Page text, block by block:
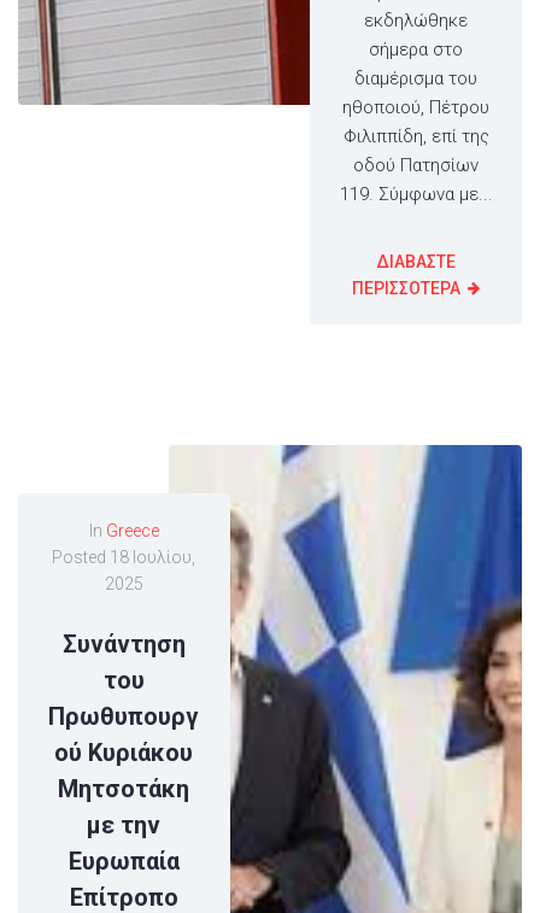
εκδηλώθηκε
σήμερα στο
διαμέρισμα του
ηθοποιού, Πέτρου
Φιλιππίδη, επί της
οδού Πατησίων
119. Σύμφωνα με...
ΔΙΑΒΑΣΤΕ
ΠΕΡΙΣΣΟΤΕΡΑ
In Greece
Posted 18 Ιουλίου,
2025
Συνάντηση
του
Πρωθυπουργ
ού Κυριάκου
Μητσοτάκη
με την
Ευρωπαία
Επίτροπο